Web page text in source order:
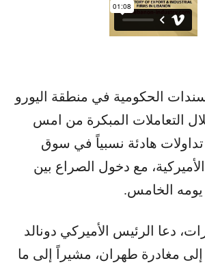
الحكومية في منطقة اليورو
التعاملات المبكرة من امس
تداولات هادئة نسبياً في سوق
مع دخول الصراع بين
يومه الخامس.
دعا الرئيس الأميركي دونالد
إلى مغادرة طهران، مشيراً إلى ما